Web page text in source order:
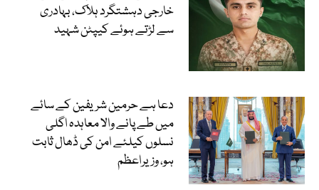
خارجی دہشتگرد ہلاک، بہادری
سے لڑتے ہوئے کیپٹن شہید
دعا ہے حرمین شریفین کے سائے
میں طے پانے والا معاہدہ اگلی
نسلوں کیلئے امن کی ڈھال ثابت
ہو، وزیراعظم